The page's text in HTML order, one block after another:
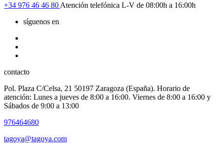
+34 976 46 46 80 Atención telefónica L-V de 08:00h a 16:00h
síguenos en
contacto
Pol. Plaza C/Celsa, 21 50197 Zaragoza (España). Horario de
atención: Lunes a jueves de 8:00 a 16:00. Viernes de 8:00 a 16:00 y
Sábados de 9:00 a 13:00
976464680
tagoya@tagoya.com